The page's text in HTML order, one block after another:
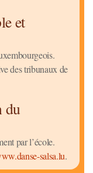
et
des tribunaux de
du
par l’école.
salsa.lu.